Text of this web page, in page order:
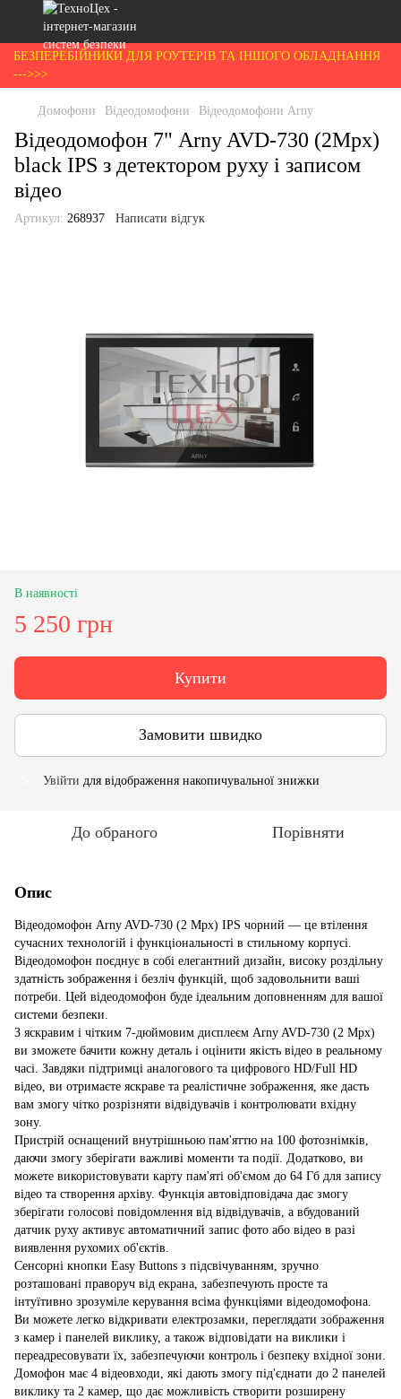
БЕЗПЕРЕБІЙНИКИ ДЛЯ РОУТЕРІВ ТА ІНШОГО ОБЛАДНАННЯ
--->>>
Домофони Відеодомофони Відеодомофони Arny
Відеодомофон 7" Arny AVD-730 (2Mpx)
black IPS з детектором руху і записом
відео
Артикул: 268937 Написати відгук
В наявності
5 250 грн
Купити
Замовити швидко
Увійти для відображення накопичувальної знижки
До обраного Порівняти
Опис
Відеодомофон Arny AVD-730 (2 Mpx) IPS чорний — це втілення
сучасних технологій і функціональності в стильному корпусі.
Відеодомофон поєднує в собі елегантний дизайн, високу роздільну
здатність зображення і безліч функцій, щоб задовольнити ваші
потреби. Цей відеодомофон буде ідеальним доповненням для вашої
системи безпеки.
З яскравим і чітким 7-дюймовим дисплеєм Arny AVD-730 (2 Mpx)
ви зможете бачити кожну деталь і оцінити якість відео в реальному
часі. Завдяки підтримці аналогового та цифрового HD/Full HD
відео, ви отримаєте яскраве та реалістичне зображення, яке дасть
вам змогу чітко розрізняти відвідувачів і контролювати вхідну
зону.
Пристрій оснащений внутрішньою пам'яттю на 100 фотознімків,
даючи змогу зберігати важливі моменти та події. Додатково, ви
можете використовувати карту пам'яті об'ємом до 64 Гб для запису
відео та створення архіву. Функція автовідповідача дає змогу
зберігати голосові повідомлення від відвідувачів, а вбудований
датчик руху активує автоматичний запис фото або відео в разі
виявлення рухомих об'єктів.
Сенсорні кнопки Easy Buttons з підсвічуванням, зручно
розташовані праворуч від екрана, забезпечують просте та
інтуїтивно зрозуміле керування всіма функціями відеодомофона.
Ви можете легко відкривати електрозамки, переглядати зображення
з камер і панелей виклику, а також відповідати на виклики і
переадресовувати їх, забезпечуючи контроль і безпеку вхідної зони.
Домофон має 4 відеовходи, які дають змогу під'єднати до 2 панелей
виклику та 2 камер, що дає можливість створити розширену